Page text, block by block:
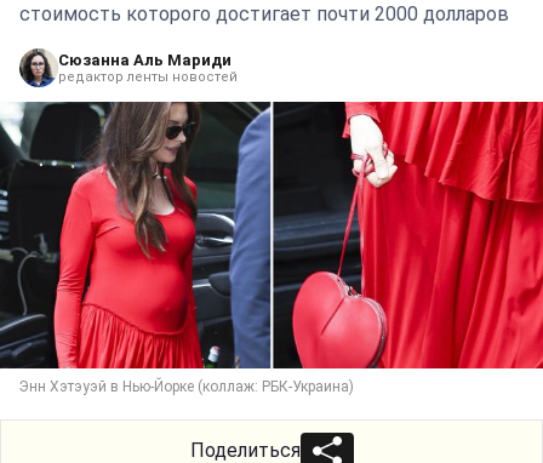
стоимость которого достигает почти 2000 долларов
Сюзанна Аль Мариди
редактор ленты новостей
Энн Хэтэуэй в Нью-Йорке (коллаж: РБК-Украина)
Поделиться